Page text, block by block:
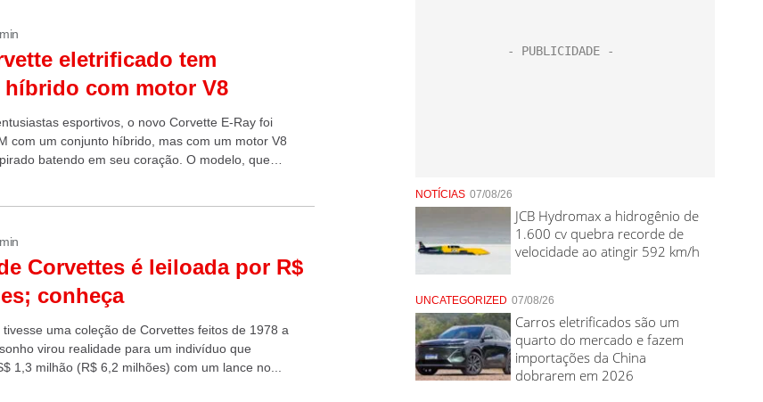
eletrificado tem
com motor V8
esportivos, o novo Corvette E-Ray foi
com um conjunto híbrido, mas com um motor V8
batendo em seu coração. O modelo, que
Corvettes é leiloada por R$
conheça
uma coleção de Corvettes feitos de 1978 a
virou realidade para um indivíduo que
1,3 milhão (R$ 6,2 milhões) com um lance no...
NOTÍCIAS 07/08/26
JCB Hydromax a hidrogênio de
1.600 cv quebra recorde de
velocidade ao atingir 592 km/h
UNCATEGORIZED 07/08/26
Carros eletrificados são um
quarto do mercado e fazem
importações da China
dobrarem em 2026